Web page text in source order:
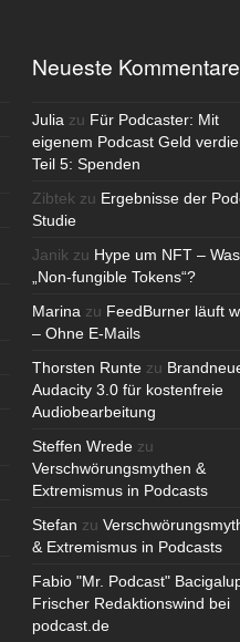
Neueste Kommentare
Julia zu Für Podcaster: Mit
eigenem Podcast Geld
Teil 5: Spenden
Zibtek zu Ergebnisse der
Studie
Janik zu Hype um NFT –
„Non-fungible Tokens“?
Marina zu FeedBurner läuft
– Ohne E-Mails
Thorsten Runte zu
Audacity 3.0 für kostenfreie
Audiobearbeitung
Steffen Wrede zu
Verschwörungsmythen &
Extremismus in Podcasts
Stefan zu
& Extremismus in Podcasts
Fabio "Mr. Podcast"
Frischer Redaktionswind bei
podcast.de